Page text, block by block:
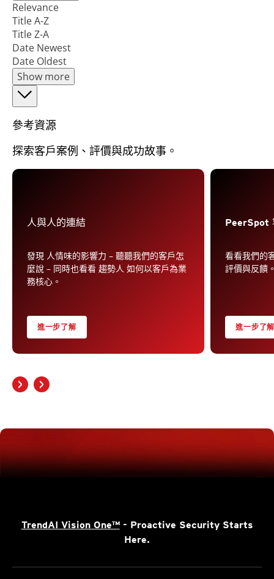
Relevance
Title A-Z
Title Z-A
Date Newest
Date Oldest
Show more
參考資源
探索客戶案例、評價與成功故事。
人與人的連結
發現 人情味的影響力 – 聽聽我們的客戶怎
麼說 – 同時也看看 趨勢人 如何以客戶為業
務核心。
進一步了解
PeerSpot
看看我們的
評價與反饋
進一步了
TrendAI Vision One™- Proactive Security Starts
Here.